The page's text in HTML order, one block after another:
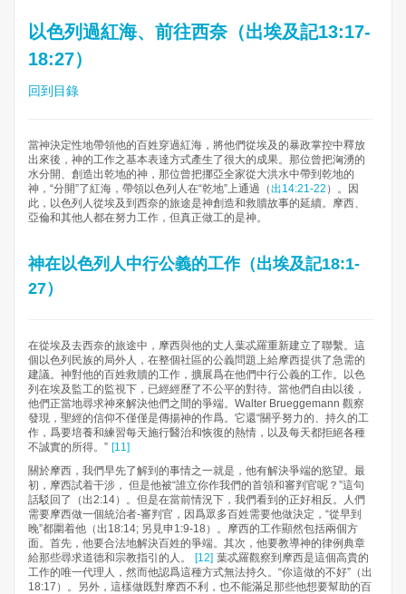
以色列過紅海、前往西奈（出埃及記13:17-
18:27）
回到目錄
當神決定性地帶領他的百姓穿過紅海，將他們從埃及的暴政掌控中釋放
出來後，神的工作之基本表達方式產生了很大的成果。那位曾把洶湧的
水分開、創造出乾地的神，那位曾把挪亞全家從大洪水中帶到乾地的
神，“分開”了紅海，帶領以色列人在“乾地”上通過（出14:21-22 ）。因
此，以色列人從埃及到西奈的旅途是神創造和救贖故事的延續。摩西、
亞倫和其他人都在努力工作，但真正做工的是神。
神在以色列人中行公義的工作（出埃及記18:1-
27）
在從埃及去西奈的旅途中，摩西與他的丈人葉忒羅重新建立了聯繫。這
個以色列民族的局外人，在整個社區的公義問題上給摩西提供了急需的
建議。神對他的百姓救贖的工作，擴展爲在他們中行公義的工作。以色
列在埃及監工的監視下，已經經歷了不公平的對待。當他們自由以後，
他們正當地尋求神來解決他們之間的爭端。Walter Brueggemann 觀察
發現，聖經的信仰不僅僅是傳揚神的作爲。它還“關乎努力的、持久的工
作，爲要培養和練習每天施行醫治和恢復的熱情，以及每天都拒絕各種
不誠實的所得。” [11]
關於摩西，我們早先了解到的事情之一就是，他有解決爭端的慾望。最
初，摩西試着干涉， 但是他被“誰立你作我們的首領和審判官呢？”這句
話駁回了（出2:14）。但是在當前情況下，我們看到的正好相反。人們
需要摩西做一個統治者-審判官，因爲眾多百姓需要他做決定，“從早到
晚”都圍着他（出18:14; 另見申1:9-18）。摩西的工作顯然包括兩個方
面。首先，他要合法地解決百姓的爭端。其次，他要教導神的律例典章
給那些尋求道德和宗教指引的人。
[12] 葉忒羅觀察到摩西是這個高貴的
工作的唯一代理人，然而他認爲這種方式無法持久。“你這做的不好”（出
18:17）。另外，這樣做既對摩西不利，也不能滿足那些他想要幫助的百